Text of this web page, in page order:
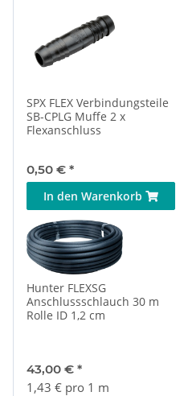
SPX FLEX Verbindungsteile
SB-CPLG Muffe 2 x
Flexanschluss
0,50 € *
In den Warenkorb
Hunter FLEXSG
Anschlussschlauch 30 m
Rolle ID 1,2 cm
43,00 € *
1,43 € pro 1 m